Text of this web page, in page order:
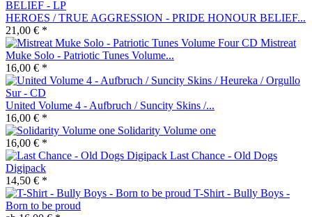
HEROES / TRUE AGGRESSION - PRIDE HONOUR BELIEF...
21,00 € *
Mistreat
Muke Solo - Patriotic Tunes Volume...
16,00 € *
United Volume 4 - Aufbruch / Suncity Skins /...
16,00 € *
Solidarity Volume one
16,00 € *
Last Chance - Old Dogs
Digipack
14,50 € *
T-Shirt - Bully Boys -
Born to be proud